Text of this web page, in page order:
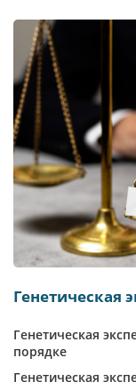
Генетическая
Генетическая
порядке
Генетическая